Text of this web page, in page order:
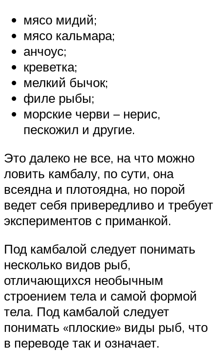
мясо мидий;
мясо кальмара;
анчоус;
креветка;
мелкий бычок;
филе рыбы;
морские черви – нерис,
пескожил и другие.
Это далеко не все, на что можно
ловить камбалу, по сути, она
всеядна и плотоядна, но порой
ведет себя привередливо и требует
экспериментов с приманкой.
Под камбалой следует понимать
несколько видов рыб,
отличающихся необычным
строением тела и самой формой
тела. Под камбалой следует
понимать «плоские» виды рыб, что
в переводе так и означает.